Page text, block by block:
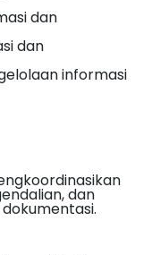
dan
dan
informasi
dan